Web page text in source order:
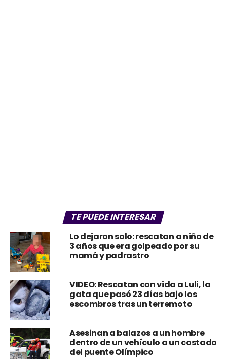
TE PUEDE INTERESAR
Lo dejaron solo: rescatan a niño de
3 años que era golpeado por su
mamá y padrastro
VIDEO: Rescatan con vida a Luli, la
gata que pasó 23 días bajo los
escombros tras un terremoto
Asesinan a balazos a un hombre
dentro de un vehículo a un costado
del puente Olímpico